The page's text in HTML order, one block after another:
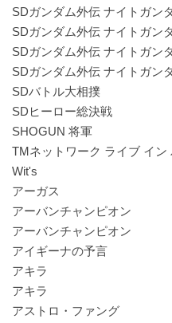
SDガンダム外伝 ナイトガン
SDガンダム外伝 ナイトガン
SDガンダム外伝 ナイトガン
SDガンダム外伝 ナイトガン
SDバトル大相撲
SDヒーロー総決戦
SHOGUN 将軍
TMネットワーク ライブ イン
Wit's
アーガス
アーバンチャンピオン
アーバンチャンピオン
アイギーナの予言
アキラ
アキラ
アストロ・ファング